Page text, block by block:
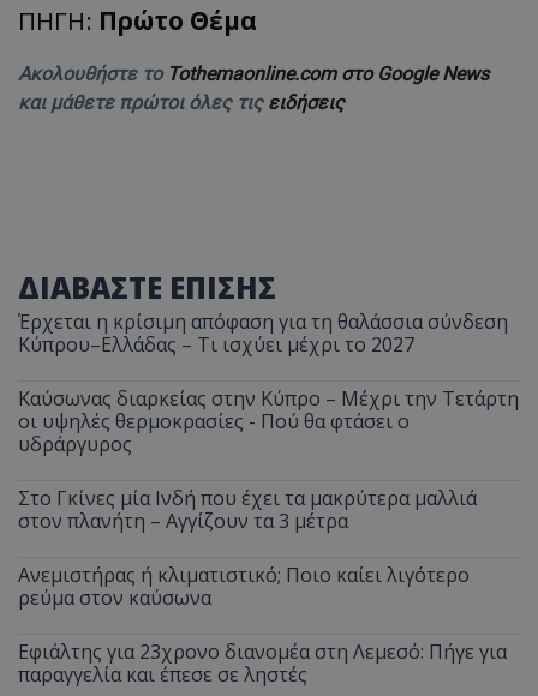
ΠΗΓΗ: Πρώτο Θέμα
Ακολουθήστε το Tothemaonline.com στο Google News
και μάθετε πρώτοι όλες τις ειδήσεις
ΔΙΑΒΑΣΤΕ ΕΠΙΣΗΣ
Έρχεται η κρίσιμη απόφαση για τη θαλάσσια σύνδεση
Κύπρου–Ελλάδας – Τι ισχύει μέχρι το 2027
Καύσωνας διαρκείας στην Κύπρο – Μέχρι την Τετάρτη
οι υψηλές θερμοκρασίες - Πού θα φτάσει ο
υδράργυρος
Στο Γκίνες μία Ινδή που έχει τα μακρύτερα μαλλιά
στον πλανήτη – Αγγίζουν τα 3 μέτρα
Ανεμιστήρας ή κλιματιστικό; Ποιο καίει λιγότερο
ρεύμα στον καύσωνα
Εφιάλτης για 23χρονο διανομέα στη Λεμεσό: Πήγε για
παραγγελία και έπεσε σε ληστές